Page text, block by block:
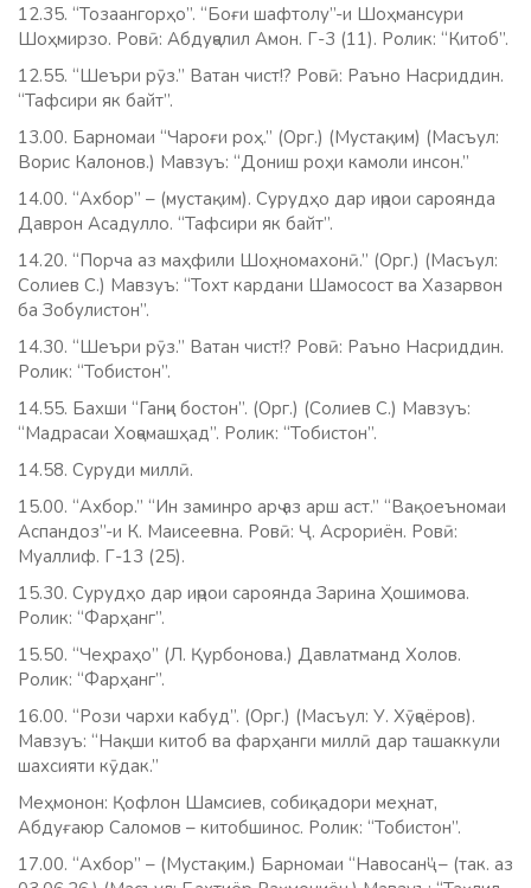
12.35. “Тозаангорҳо”. “Боғи шафтолу”-и Шоҳмансури
Шоҳмирзо. Ровӣ: Абдуҷалил Амон. Г-3 (11). Ролик: “Китоб”.
12.55. “Шеъри рӯз.” Ватан чист!? Ровӣ: Раъно Насриддин.
“Тафсири як байт”.
13.00. Барномаи “Чароғи роҳ.” (Орг.) (Мустақим) (Масъул:
Ворис Калонов.) Мавзуъ: “Дониш роҳи камоли инсон.”
14.00. “Ахбор” – (мустақим). Сурудҳо дар иҷрои сароянда
Даврон Асадулло. “Тафсири як байт”.
14.20. “Порча аз маҳфили Шоҳномахонӣ.” (Орг.) (Масъул:
Солиев С.) Мавзуъ: “Тохт кардани Шамосост ва Хазарвон
ба Зобулистон”.
14.30. “Шеъри рӯз.” Ватан чист!? Ровӣ: Раъно Насриддин.
Ролик: “Тобистон”.
14.55. Бахши “Ганҷи бостон”. (Орг.) (Солиев С.) Мавзуъ:
“Мадрасаи Хоҷамашҳад”. Ролик: “Тобистон”.
14.58. Суруди миллӣ.
15.00. “Ахбор.” “Ин заминро арҷ аз арш аст.” “Вақоеъномаи
Аспандоз”-и К. Маисеевна. Ровӣ: Ҷ. Асрориён. Ровӣ:
Муаллиф. Г-13 (25).
15.30. Сурудҳо дар иҷрои сароянда Зарина Ҳошимова.
Ролик: “Фарҳанг”.
15.50. “Чеҳраҳо” (Л. Қурбонова.) Давлатманд Холов.
Ролик: “Фарҳанг”.
16.00. “Рози чархи кабуд”. (Орг.) (Масъул: У. Хӯҷаёров).
Мавзуъ: “Нақши китоб ва фарҳанги миллӣ дар ташаккули
шахсияти кӯдак.”
Меҳмонон: Қофлон Шамсиев, собиқадори меҳнат,
Абдуғаюр Саломов – китобшинос. Ролик: “Тобистон”.
17.00. “Ахбор” – (Мустақим.) Барномаи “Навосанҷ” – (так. аз